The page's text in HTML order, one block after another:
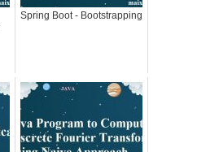
Spring Boot - Bootstrapping